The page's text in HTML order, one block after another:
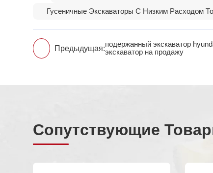
Гусеничные Экскаваторы С Низким Расходом
Предыдущая:подержанный экскаватор
экскаватор на продажу
Сопутствующие